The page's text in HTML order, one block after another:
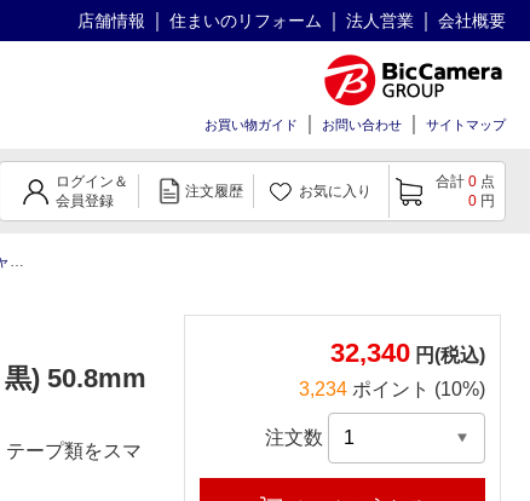
店舗情報 住まいのリフォーム 法人営業 会社概要
お買い物ガイド お問い合わせ サイトマップ
ログイン＆
会員登録
注文履歴 お気に入り
合計 0 点
0 円
ジ
) 50.8mm
ープ類をスマ
32,340 円(税込)
3,234 ポイント (10%)
注文数